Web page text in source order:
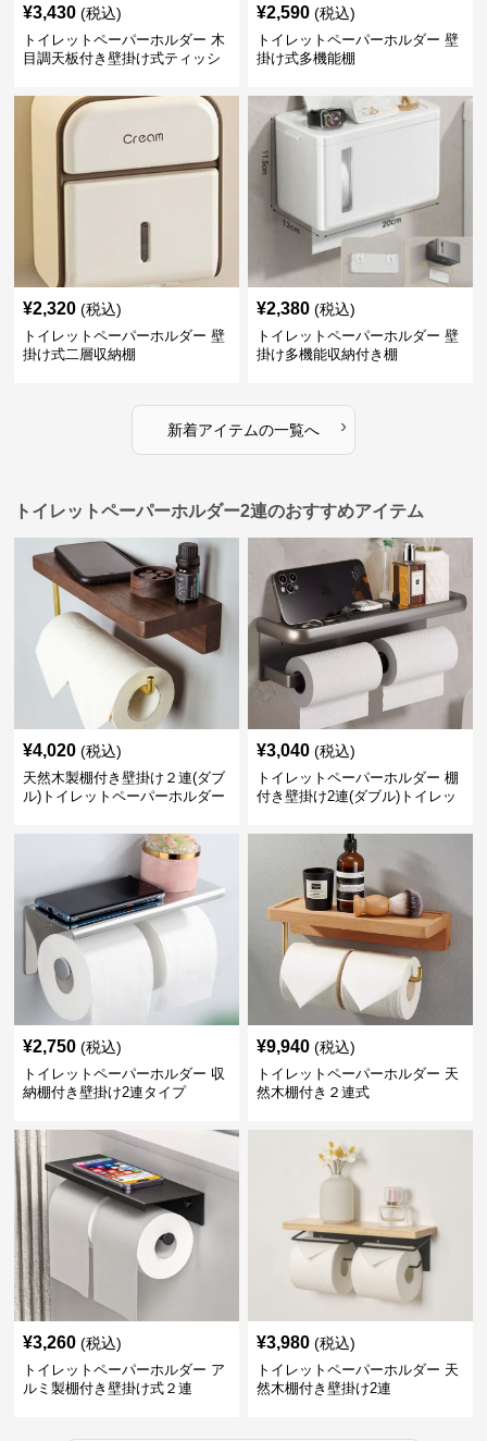
¥3,430 (税込)
トイレットペーパーホルダー 木
目調天板付き壁掛け式ティッシ
¥2,590 (税込)
トイレットペーパーホルダー 壁
掛け式多機能棚
¥2,320 (税込)
トイレットペーパーホルダー 壁
掛け式二層収納棚
¥2,380 (税込)
トイレットペーパーホルダー 壁
掛け多機能収納付き棚
新着アイテムの一覧へ ›
トイレットペーパーホルダー2連のおすすめアイテム
¥4,020 (税込)
天然木製棚付き壁掛け２連(ダブ
ル)トイレットペーパーホルダー
¥3,040 (税込)
トイレットペーパーホルダー 棚
付き壁掛け2連(ダブル)トイレッ
¥2,750 (税込)
トイレットペーパーホルダー 収
納棚付き壁掛け2連タイプ
¥9,940 (税込)
トイレットペーパーホルダー 天
然木棚付き２連式
¥3,260 (税込)
トイレットペーパーホルダー ア
ルミ製棚付き壁掛け式２連
¥3,980 (税込)
トイレットペーパーホルダー 天
然木棚付き壁掛け2連